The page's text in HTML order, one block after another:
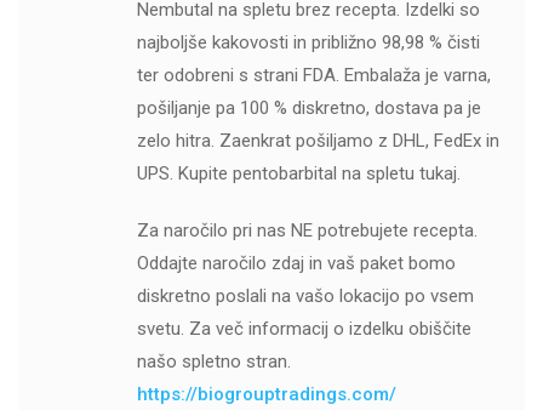
Nembutal na spletu brez recepta. Izdelki so
najboljše kakovosti in približno 98,98 % čisti
ter odobreni s strani FDA. Embalaža je varna,
pošiljanje pa 100 % diskretno, dostava pa je
zelo hitra. Zaenkrat pošiljamo z DHL, FedEx in
UPS. Kupite pentobarbital na spletu tukaj.
Za naročilo pri nas NE potrebujete recepta.
Oddajte naročilo zdaj in vaš paket bomo
diskretno poslali na vašo lokacijo po vsem
svetu. Za več informacij o izdelku obiščite
našo spletno stran.
https://biogrouptradings.com/